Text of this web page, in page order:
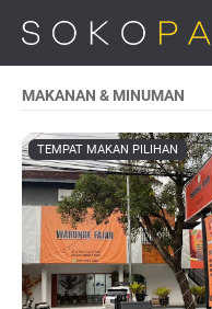
MAKANAN & MINUMAN
TEMPAT MAKAN PILIHAN